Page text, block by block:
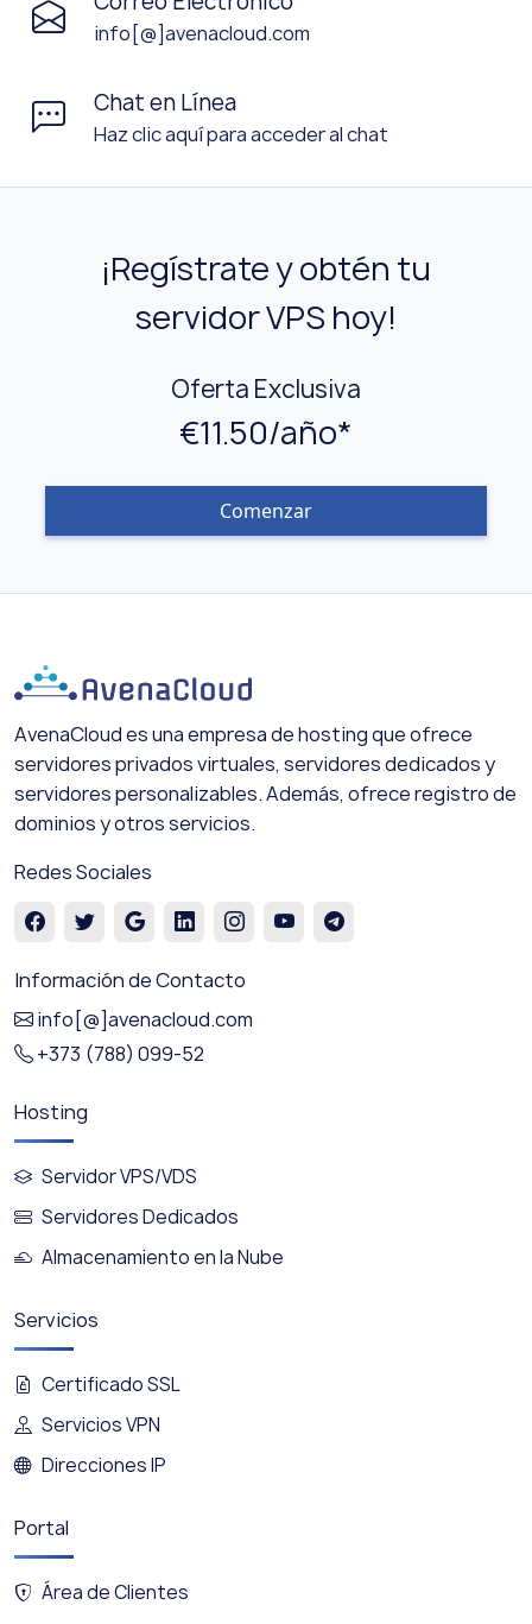
info[@]avenacloud.com
Chat en Línea
Haz clic aquí para acceder al chat
¡Regístrate y obtén tu
servidor VPS hoy!
Oferta Exclusiva
€11.50/año*
Comenzar
AvenaCloud es una empresa de hosting que ofrece
servidores privados virtuales, servidores dedicados y
servidores personalizables. Además, ofrece registro de
dominios y otros servicios.
Redes Sociales
Información de Contacto
info[@]avenacloud.com
+373 (788) 099-52
Hosting
Servidor VPS/VDS
Servidores Dedicados
Almacenamiento en la Nube
Servicios
Certificado SSL
Servicios VPN
Direcciones IP
Portal
Área de Clientes